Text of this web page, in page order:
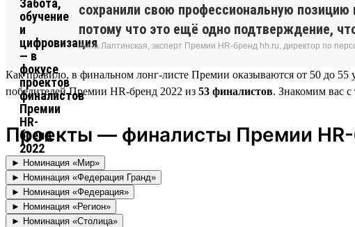
сохранили свою профессиональную
потому что это ещё одно подтверждение,
Анна Лаптинская, эксперт Премии HR-бренд hh.ru, директор по
Как правило, в финальном лонг-листе Премии оказываются от 50 до
победителей Премии HR-бренд 2022 из 53 финалистов. Знакомим вас с
Проекты — финалисты Премии
► Номинация «Мир»
► Номинация «Федерация Гранд»
► Номинация «Федерация»
► Номинация «Регион»
► Номинация «Столица»